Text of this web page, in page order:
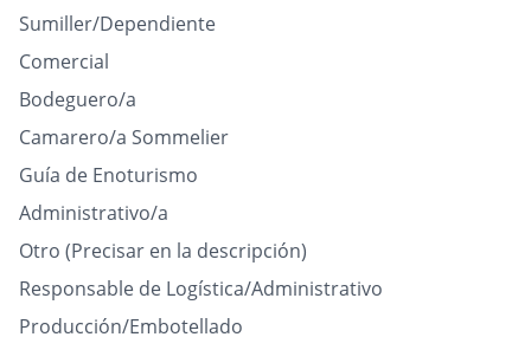
Sumiller/Dependiente
Comercial
Bodeguero/a
Camarero/a Sommelier
Guía de Enoturismo
Administrativo/a
Otro (Precisar en la descripción)
Responsable de Logística/Administrativo
Producción/Embotellado